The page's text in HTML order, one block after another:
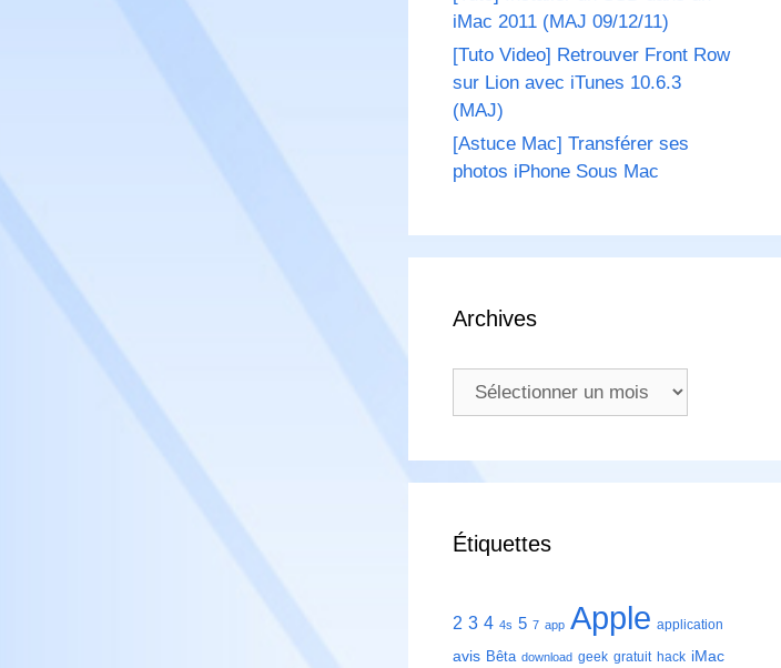
iMac 2011 (MAJ 09/12/11)
[Tuto Video] Retrouver Front Row
sur Lion avec iTunes 10.6.3
(MAJ)
[Astuce Mac] Transférer ses
photos iPhone Sous Mac
Archives
Archives
Étiquettes
2 3 4 4s 5 7 app Apple application
avis Bêta download geek gratuit hack iMac